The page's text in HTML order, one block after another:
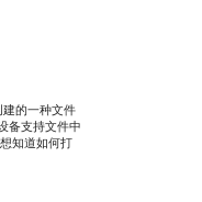
的一种文件
备支持文件中
知道如何打